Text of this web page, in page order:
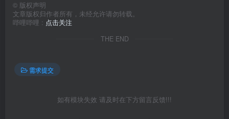
© 版权声明
文章版权归作者所有，未经允许请勿转载。
哔哩哔哩 : 点击关注
THE END
需求提交
如有模块失效 请及时在下方留言反馈!!!